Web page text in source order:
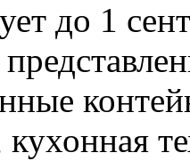
до 1